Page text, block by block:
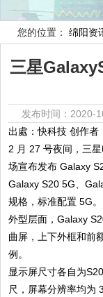
您的位置： 绵阳资
三星
发布时间：
出處：快科技 创作者
2 月 27 号夜间，三
场宣布发布 Galaxy
Galaxy S20 5G、
规格，标准配置 5G。
外型层面，Galaxy
曲屏，上下外框和前
例。
显示屏尺寸各自为
尺，屏幕分辨率均为